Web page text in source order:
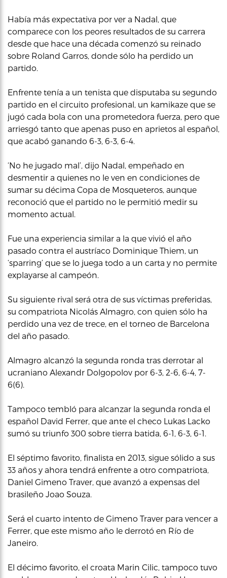
Había más expectativa por ver a Nadal, que
comparece con los peores resultados de su carrera
desde que hace una década comenzó su reinado
sobre Roland Garros, donde sólo ha perdido un
partido.
Enfrente tenía a un tenista que disputaba su segundo
partido en el circuito profesional, un kamikaze que se
jugó cada bola con una prometedora fuerza, pero que
arriesgó tanto que apenas puso en aprietos al español,
que acabó ganando 6-3, 6-3, 6-4.
‘No he jugado mal’, dijo Nadal, empeñado en
desmentir a quienes no le ven en condiciones de
sumar su décima Copa de Mosqueteros, aunque
reconoció que el partido no le permitió medir su
momento actual.
Fue una experiencia similar a la que vivió el año
pasado contra el austríaco Dominique Thiem, un
‘sparring’ que se lo juega todo a un carta y no permite
explayarse al campeón.
Su siguiente rival será otra de sus víctimas preferidas,
su compatriota Nicolás Almagro, con quien sólo ha
perdido una vez de trece, en el torneo de Barcelona
del año pasado.
Almagro alcanzó la segunda ronda tras derrotar al
ucraniano Alexandr Dolgopolov por 6-3, 2-6, 6-4, 7-
6(6).
Tampoco tembló para alcanzar la segunda ronda el
español David Ferrer, que ante el checo Lukas Lacko
sumó su triunfo 300 sobre tierra batida, 6-1, 6-3, 6-1.
El séptimo favorito, finalista en 2013, sigue sólido a sus
33 años y ahora tendrá enfrente a otro compatriota,
Daniel Gimeno Traver, que avanzó a expensas del
brasileño Joao Souza.
Será el cuarto intento de Gimeno Traver para vencer a
Ferrer, que este mismo año le derrotó en Río de
Janeiro.
El décimo favorito, el croata Marin Cilic, tampoco tuvo